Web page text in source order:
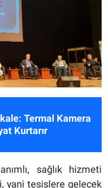
Kamera
Kurtarır
sağlık hizmeti
yani tesislere gelecek